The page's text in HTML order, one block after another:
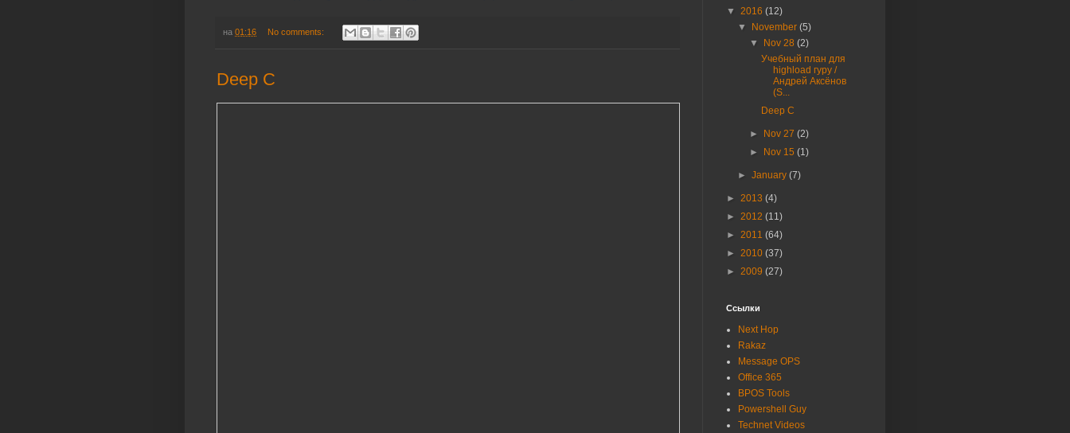
на 01:16 No comments:
Deep C
▼ 2016 (12)
▼
November(5)
▼
Nov 28 (2)
Учебный план для
highload гуру /
Андрей Аксёнов
(S...
Deep C
► Nov 27 (2)
►
Nov 15 (1)
►January(7)
► 2013 (4)
► 2012 (11)
► 2011 (64)
► 2010 (37)
► 2009 (27)
Ссылки
Next Hop
Rakaz
Message OPS
Office 365
BPOS Tools
Powershell Guy
Technet Videos